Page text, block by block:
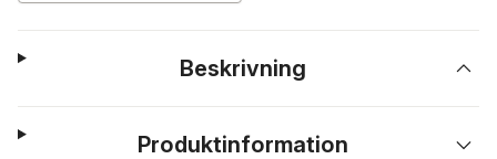
Beskrivning
Produktinformation